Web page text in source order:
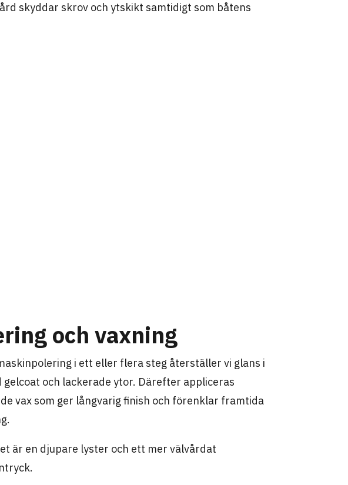
skyddar skrov och ytskikt samtidigt som båtens
och vaxning
i ett eller flera steg återställer vi glans i
gelcoat och lackerade ytor. Därefter appliceras
vax som ger långvarig finish och förenklar framtida
är en djupare lyster och ett mer välvårdat